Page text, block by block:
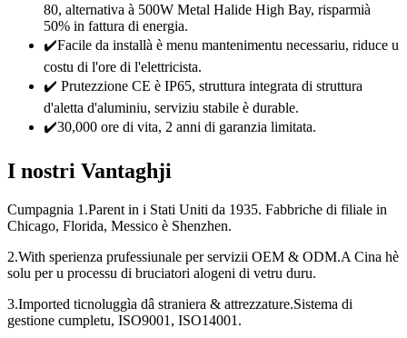
80, alternativa à 500W Metal Halide High Bay, risparmià
50% in fattura di energia.
✔️Facile da installà è menu mantenimentu necessariu, riduce u
costu di l'ore di l'elettricista.
✔️ Prutezzione CE è IP65, struttura integrata di struttura
d'aletta d'aluminiu, serviziu stabile è durable.
✔️30,000 ore di vita, 2 anni di garanzia limitata.
I nostri Vantaghji
Cumpagnia 1.Parent in i Stati Uniti da 1935. Fabbriche di filiale in
Chicago, Florida, Messico è Shenzhen.
2.With sperienza prufessiunale per servizii OEM & ODM.A Cina hè
solu per u processu di bruciatori alogeni di vetru duru.
3.Imported ticnoluggìa dâ straniera & attrezzature.Sistema di
gestione cumpletu, ISO9001, ISO14001.